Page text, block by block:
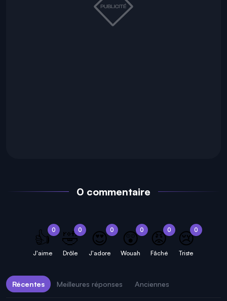
0 commentaire
0
👍
J'aime
0
🤣
Drôle
0
😍
J'adore
0
😲
Wouah
0
😡
Fâché
0
😢
Triste
Récentes Meilleures réponses Anciennes